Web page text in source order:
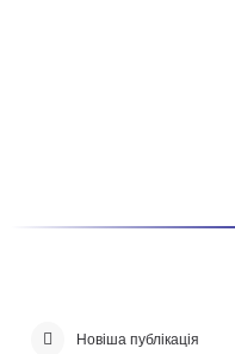
Новіша публікація